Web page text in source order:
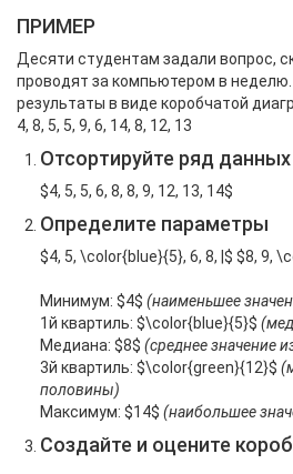
ПРИМЕР
Десяти студентам задали вопрос,
проводят за компьютером в
результаты в виде коробчатой
4, 8, 5, 5, 9, 6, 14, 8, 12, 13
Отсортируйте ряд
$4, 5, 5, 6, 8, 8, 9, 12, 13, 14$
Определите параметры
$4, 5, \color{blue}{5}, 6, 8, |$ $8, 9,
Mинимум: $4$ (наименьшее
1й квартиль: $\color{blue}{5}$
Mедиана: $8$ (среднее значение
3й квартиль: $\color{green}{12}$
половины)
Maксимум: $14$ (наибольшее
Cоздайте и оцените